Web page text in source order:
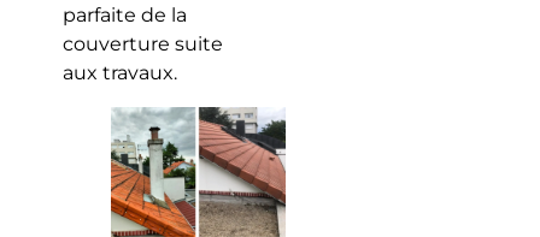
parfaite de la
couverture suite
aux travaux.